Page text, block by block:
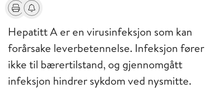
Skriv utFå varsel om endringer
Hepatitt A er en virusinfeksjon som kan
forårsake leverbetennelse. Infeksjon fører
ikke til bærertilstand, og gjennomgått
infeksjon hindrer sykdom ved nysmitte.